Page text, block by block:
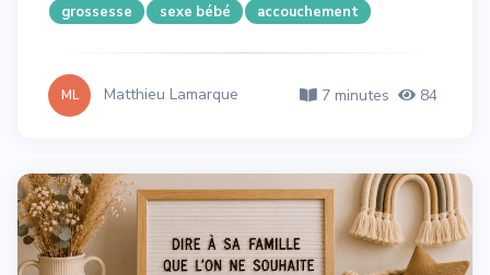
grossesse sexe bébé accouchement
ML Matthieu Lamarque 7 minutes 84